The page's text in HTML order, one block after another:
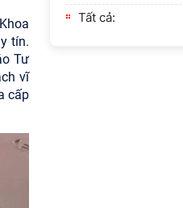
tín.
Tư
vĩ
cấp
Tất cả: